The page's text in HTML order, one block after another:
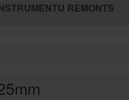
REMONTS